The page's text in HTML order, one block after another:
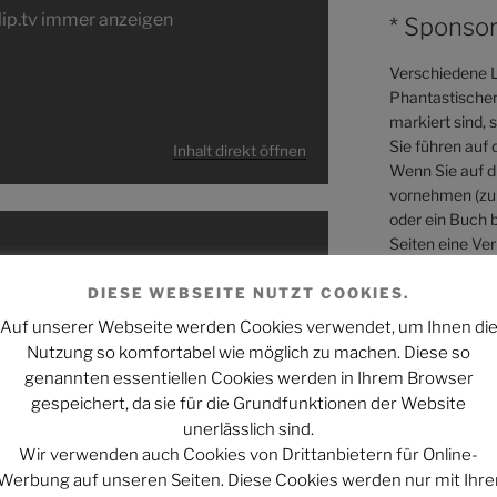
immer anzeigen
Inhalt direkt öffnen
von blip.tv anzuzeigen.
immer anzeigen
*
Verschiedene
markiert sind,
Sie führen auf
Wenn Sie auf
vornehmen
oder ein Buch
Seiten eine
Webseiten
DIESE WEBSEITE NUTZT COOKIES.
Auf unserer Webseite werden Cookies verwendet, um Ihnen die
Nutzung so komfortabel wie möglich zu machen. Diese so
genannten essentiellen Cookies werden in Ihrem Browser
gespeichert, da sie für die Grundfunktionen der Website
unerlässlich sind.
Wir verwenden auch Cookies von Drittanbietern für Online-
auf unseren Seiten. Diese Cookies werden nur mit